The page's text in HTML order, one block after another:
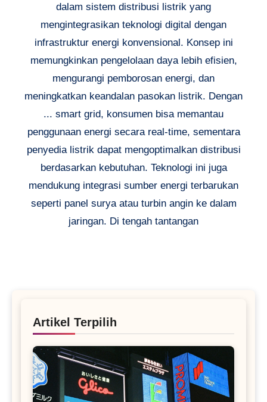
dalam sistem distribusi listrik yang
mengintegrasikan teknologi digital dengan
infrastruktur energi konvensional. Konsep ini
memungkinkan pengelolaan daya lebih efisien,
mengurangi pemborosan energi, dan
meningkatkan keandalan pasokan listrik. Dengan
... smart grid, konsumen bisa memantau
penggunaan energi secara real-time, sementara
penyedia listrik dapat mengoptimalkan distribusi
berdasarkan kebutuhan. Teknologi ini juga
mendukung integrasi sumber energi terbarukan
seperti panel surya atau turbin angin ke dalam
jaringan. Di tengah tantangan
Artikel Terpilih